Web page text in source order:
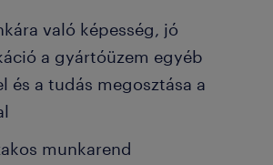
való képesség, jó
a gyártóüzem egyéb
és a tudás megosztása a
munkarend